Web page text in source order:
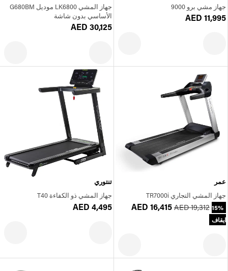
جهاز مشي برو 9000
AED 11,995
جهاز المشي LK6800 موديل G680BM
الأساسي بدون شاشة
AED 30,125
عمر
جهاز المشي التجاري TR7000i
AED 16,415 AED 19,312 15%
ايقاف
تنتوري
جهاز المشي ذو الكفاءة T40
AED 4,495